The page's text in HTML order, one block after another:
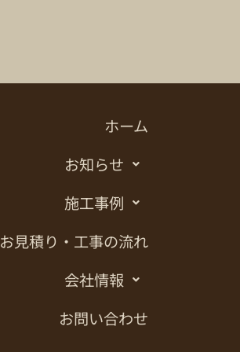
ホーム
お知らせ
施工事例
お見積り・工事の流れ
会社情報
お問い合わせ